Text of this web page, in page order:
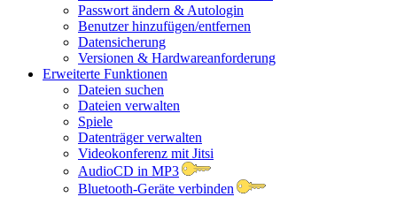
Passwort ändern & Autologin
Benutzer hinzufügen/entfernen
Datensicherung
Versionen & Hardwareanforderung
Erweiterte Funktionen
Dateien suchen
Dateien verwalten
Spiele
Datenträger verwalten
Videokonferenz mit Jitsi
AudioCD in MP3
Bluetooth-Geräte verbinden